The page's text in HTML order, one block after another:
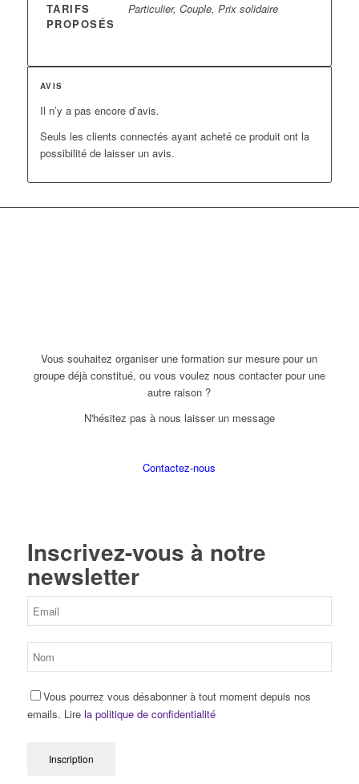
TARIFS
PROPOSÉS
Particulier, Couple, Prix solidaire
AVIS
Il n’y a pas encore d’avis.
Seuls les clients connectés ayant acheté ce produit ont la
possibilité de laisser un avis.
Vous souhaitez organiser une formation sur mesure pour un
groupe déjà constitué, ou vous voulez nous contacter pour une
autre raison ?
N'hésitez pas à nous laisser un message
Contactez-nous
Inscrivez-vous à notre
newsletter
Vous pourrez vous désabonner à tout moment depuis nos
emails. Lire la politique de confidentialité